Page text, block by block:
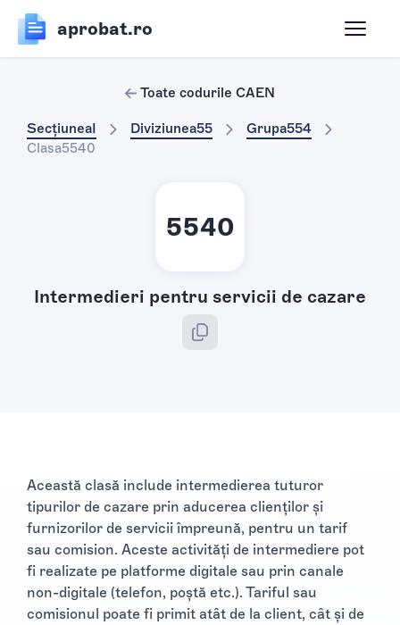
aprobat.ro
Toate codurile CAEN
SecțiuneaI Diviziunea55 Grupa554
Clasa5540
5540
Intermedieri pentru servicii de cazare
Această clasă include intermedierea tuturor
tipurilor de cazare prin aducerea clienților și
furnizorilor de servicii împreună, pentru un tarif
sau comision. Aceste activități de intermediere pot
fi realizate pe platforme digitale sau prin canale
non-digitale (telefon, poștă etc.). Tariful sau
comisionul poate fi primit atât de la client, cât și de